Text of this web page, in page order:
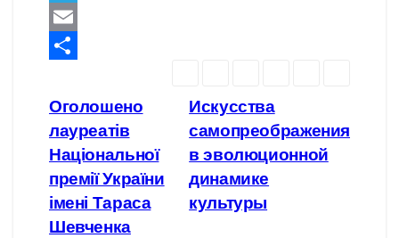
e
b
o
k
e
r
b
r
T
e
e
g
r
a
E
a
i
l
h
a
r
e
Навігація
записів
Искусства
самопреображения
в эволюционной
динамике
культуры
Оголошено
лауреатів
Національної
премії України
імені Тараса
Шевченка